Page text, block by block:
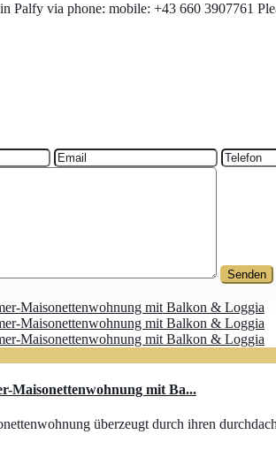
Palfy via phone: mobile: +43 660 3907761
Maisonettenwohnung mit Ba...
überzeugt durch ihren